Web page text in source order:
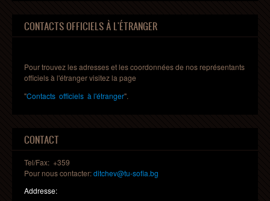
CONTACTS OFFICIELS À L'ÉTRANGER
Pour trouvez les adresses et les coordonnées de nos représentants
officiels à l'étranger visitez la page
"Contacts officiels à l'étranger".
CONTACT
Tel/Fax: +359
Pour nous contacter:ditchev@tu-sofia.bg
Addresse: